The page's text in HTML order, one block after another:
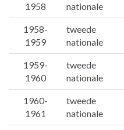
1958
nationale
1958-
1959
tweede
nationale
1959-
1960
tweede
nationale
1960-
1961
tweede
nationale